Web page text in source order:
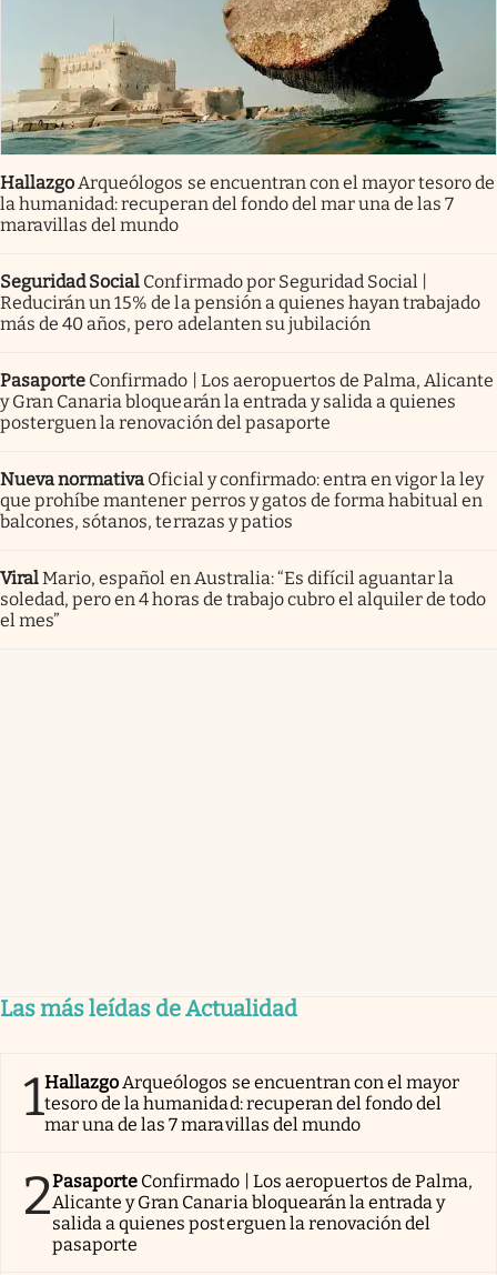
HallazgoArqueólogos se encuentran con el mayor tesoro de
la humanidad: recuperan del fondo del mar una de las 7
maravillas del mundo
Seguridad Social Confirmado por Seguridad Social |
Reducirán un 15% de la pensión a quienes hayan trabajado
más de 40 años, pero adelanten su jubilación
Pasaporte Confirmado | Los aeropuertos de Palma, Alicante
y Gran Canaria bloquearán la entrada y salida a quienes
posterguen la renovación del pasaporte
Nueva normativa Oficial y confirmado: entra en vigor la ley
que prohíbe mantener perros y gatos de forma habitual en
balcones, sótanos, terrazas y patios
ViralMario, español en Australia: “Es difícil aguantar la
soledad, pero en 4 horas de trabajo cubro el alquiler de todo
el mes”
Las más leídas de Actualidad
1HallazgoArqueólogos se encuentran con el mayor
tesoro de la humanidad: recuperan del fondo del
mar una de las 7 maravillas del mundo
2Pasaporte Confirmado | Los aeropuertos de Palma,
Alicante y Gran Canaria bloquearán la entrada y
salida a quienes posterguen la renovación del
pasaporte